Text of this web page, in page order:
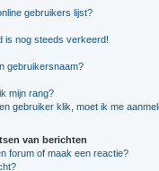
gebruikers lijst?
is nog steeds verkeerd!
gebruikersnaam?
mijn rang?
gebruiker klik, moet ik me
van berichten
forum of maak een reactie?